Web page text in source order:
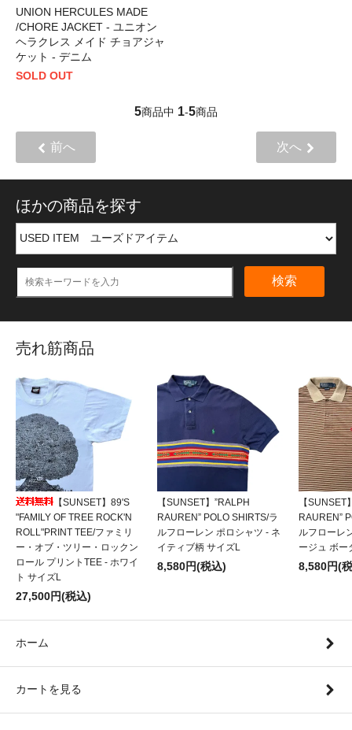
UNION HERCULES MADE
/CHORE JACKET - ユニオン
ヘラクレス メイド チョアジャ
ケット - デニム
SOLD OUT
5商品中 1-5商品
前へ 次へ
ほかの商品を探す
検索
売れ筋商品
【SUNSET】89'S
"FAMILY OF TREE ROCK'N
ROLL"PRINT TEE/ファミリ
ー・オブ・ツリー・ロックン
ロール プリントTEE - ホワイ
ト サイズL
27,500円(税込)
【SUNSET】”RALPH
RAUREN” POLO SHIRTS/ラ
ルフローレン ポロシャツ - ネ
イティブ柄 サイズL
8,580円(税込)
【SUNSET
RAUREN”
ルフローレ
ージュ ボー
8,580円(
ホーム
カートを見る